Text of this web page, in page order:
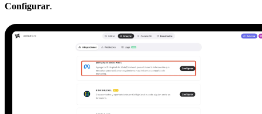
Configurar.